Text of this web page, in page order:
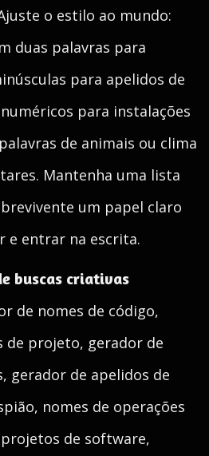
o estilo ao mundo:
duas palavras para
para apelidos de
para instalações
de animais ou clima
Mantenha uma lista
um papel claro
e entrar na escrita.
buscas criativas
de nomes de código,
de projeto, gerador de
gerador de apelidos de
nomes de operações
de software,